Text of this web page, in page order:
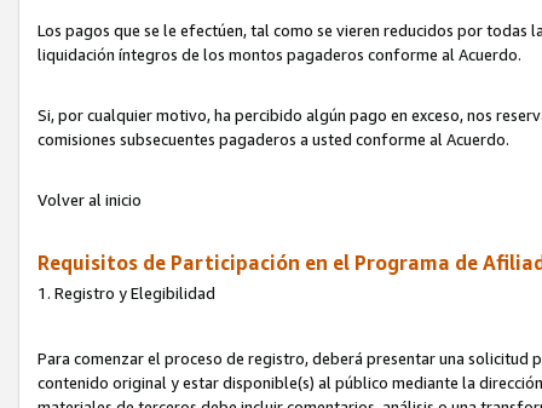
Los pagos que se le efectúen, tal como se vieren reducidos por todas
liquidación íntegros de los montos pagaderos conforme al Acuerdo.
Si, por cualquier motivo, ha percibido algún pago en exceso, nos
comisiones subsecuentes pagaderos a usted conforme al Acuerdo.
Volver al inicio
Requisitos de Participación en el Programa de
1. Registro y Elegibilidad
Para comenzar el proceso de registro, deberá presentar una solicitud
contenido original y estar disponible(s) al público mediante la